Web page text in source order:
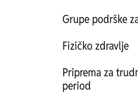
Grupe podrške
Fizičko zdravlje
Priprema za
period